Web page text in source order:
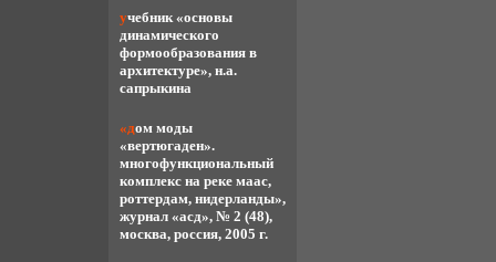
учебник «основы
динамического
формообразования в
архитектуре», н.а.
сапрыкина
«дом моды
«вертюгаден».
многофункциональный
комплекс на реке маас,
роттердам, нидерланды»,
журнал «асд», № 2 (48),
москва, россия, 2005 г.